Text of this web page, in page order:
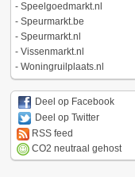
- Speelgoedmarkt.nl
- Speurmarkt.be
- Speurmarkt.nl
- Vissenmarkt.nl
- Woningruilplaats.nl
Deel op Facebook
Deel op Twitter
RSS feed
CO2 neutraal gehost